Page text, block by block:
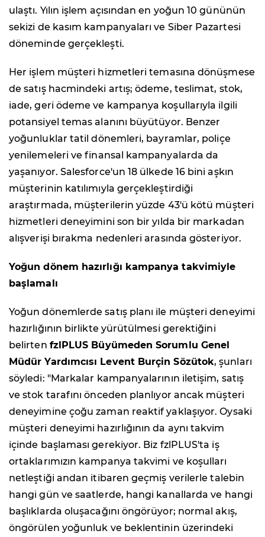
ulaştı. Yılın işlem açısından en yoğun 10 gününün
sekizi de kasım kampanyaları ve Siber Pazartesi
döneminde gerçekleşti.
Her işlem müşteri hizmetleri temasına dönüşmese
de satış hacmindeki artış; ödeme, teslimat, stok,
iade, geri ödeme ve kampanya koşullarıyla ilgili
potansiyel temas alanını büyütüyor. Benzer
yoğunluklar tatil dönemleri, bayramlar, poliçe
yenilemeleri ve finansal kampanyalarda da
yaşanıyor. Salesforce'un 18 ülkede 16 bini aşkın
müşterinin katılımıyla gerçekleştirdiği
araştırmada, müşterilerin yüzde 43'ü kötü müşteri
hizmetleri deneyimini son bir yılda bir markadan
alışverişi bırakma nedenleri arasında gösteriyor.
Yoğun dönem hazırlığı kampanya takvimiyle
başlamalı
Yoğun dönemlerde satış planı ile müşteri deneyimi
hazırlığının birlikte yürütülmesi gerektiğini
belirten fzlPLUS Büyümeden Sorumlu Genel
Müdür Yardımcısı Levent Burçin Sözütok, şunları
söyledi: "Markalar kampanyalarının iletişim, satış
ve stok tarafını önceden planlıyor ancak müşteri
deneyimine çoğu zaman reaktif yaklaşıyor. Oysaki
müşteri deneyimi hazırlığının da aynı takvim
içinde başlaması gerekiyor. Biz fzlPLUS'ta iş
ortaklarımızın kampanya takvimi ve koşulları
netleştiği andan itibaren geçmiş verilerle talebin
hangi gün ve saatlerde, hangi kanallarda ve hangi
başlıklarda oluşacağını öngörüyor; normal akış,
öngörülen yoğunluk ve beklentinin üzerindeki